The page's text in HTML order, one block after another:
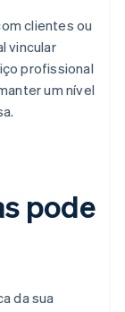
clientes ou
vincular
profissional
um nível
pode
da sua